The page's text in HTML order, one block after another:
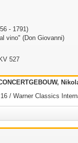
- 1791)
vino" (Don Giovanni)
527
/ Warner Classics